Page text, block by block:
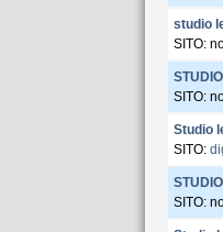
studio
SITO:
SITO:
Studio
SITO:
SITO: